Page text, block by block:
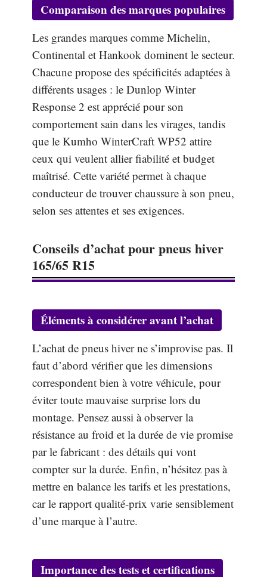
Comparaison des marques populaires
Les grandes marques comme Michelin,
Continental et Hankook dominent le secteur.
Chacune propose des spécificités adaptées à
différents usages : le Dunlop Winter
Response 2 est apprécié pour son
comportement sain dans les virages, tandis
que le Kumho WinterCraft WP52 attire
ceux qui veulent allier fiabilité et budget
maîtrisé. Cette variété permet à chaque
conducteur de trouver chaussure à son pneu,
selon ses attentes et ses exigences.
Conseils d’achat pour pneus hiver
165/65 R15
Éléments à considérer avant l’achat
L’achat de pneus hiver ne s’improvise pas. Il
faut d’abord vérifier que les dimensions
correspondent bien à votre véhicule, pour
éviter toute mauvaise surprise lors du
montage. Pensez aussi à observer la
résistance au froid et la durée de vie promise
par le fabricant : des détails qui vont
compter sur la durée. Enfin, n’hésitez pas à
mettre en balance les tarifs et les prestations,
car le rapport qualité-prix varie sensiblement
d’une marque à l’autre.
Importance des tests et certifications